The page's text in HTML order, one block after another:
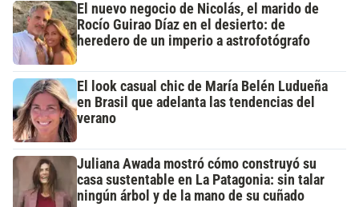
El nuevo negocio de Nicolás, el marido de
Rocío Guirao Díaz en el desierto: de
heredero de un imperio a astrofotógrafo
El look casual chic de María Belén Ludueña
en Brasil que adelanta las tendencias del
verano
Juliana Awada mostró cómo construyó su
casa sustentable en La Patagonia: sin talar
ningún árbol y de la mano de su cuñado